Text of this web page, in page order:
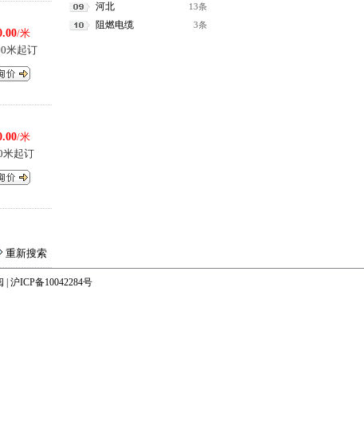
/米
米起订
/米
米起订
重新搜索
13条
河北
3条
阻燃电缆
沪ICP备10042284号